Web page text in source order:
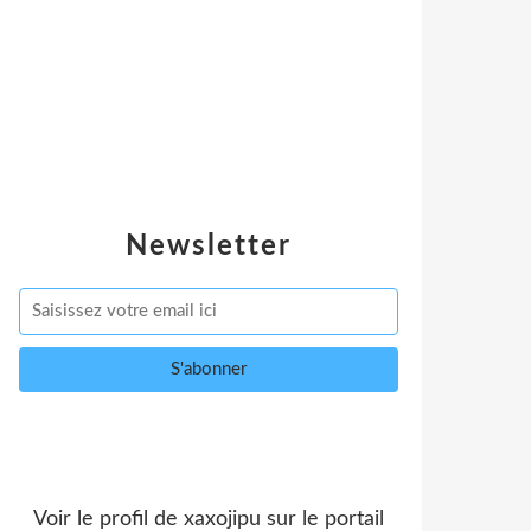
Newsletter
Voir le profil de xaxojipu sur le portail